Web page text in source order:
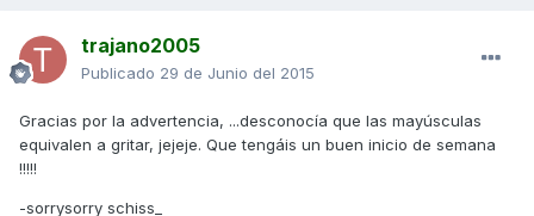
trajano2005
Publicado 29 de Junio del 2015
Gracias por la advertencia, ...desconocía que las mayúsculas
equivalen a gritar, jejeje. Que tengáis un buen inicio de semana
!!!!!
-sorrysorry schiss_